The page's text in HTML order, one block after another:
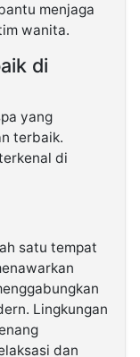
menjaga
wanita.
di
yang
terbaik.
di
satu tempat
Lingkungan
dan